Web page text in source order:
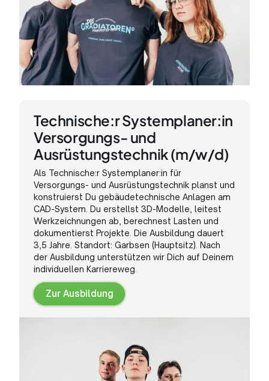
Technische:r Systemplaner:in
Versorgungs- und
Ausrüstungstechnik (m/w/d)
Als Technische:r Systemplaner:in für
Versorgungs- und Ausrüstungstechnik planst und
konstruierst Du gebäudetechnische Anlagen am
CAD-System. Du erstellst 3D-Modelle, leitest
Werkzeichnungen ab, berechnest Lasten und
dokumentierst Projekte. Die Ausbildung dauert
3,5 Jahre. Standort: Garbsen (Hauptsitz). Nach
der Ausbildung unterstützen wir Dich auf Deinem
individuellen Karriereweg.
Zur Ausbildung
Zur
Ausbildung